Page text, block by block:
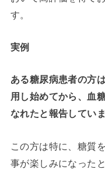
す。
実例
ある糖尿病患者の方
用し始めてから、血
なれたと報告していま
この方は特に、糖質
事が楽しみになった